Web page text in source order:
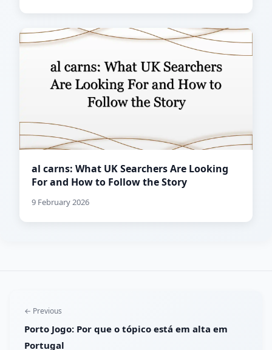
al carns: What UK Searchers Are Looking
For and How to Follow the Story
9 February 2026
← Previous
Porto Jogo: Por que o tópico está em alta em
Portugal